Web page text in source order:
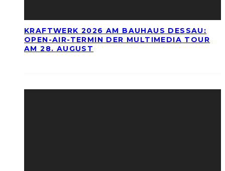
KRAFTWERK 2026 AM BAUHAUS DESSAU:
OPEN-AIR-TERMIN DER MULTIMEDIA TOUR
AM 28. AUGUST